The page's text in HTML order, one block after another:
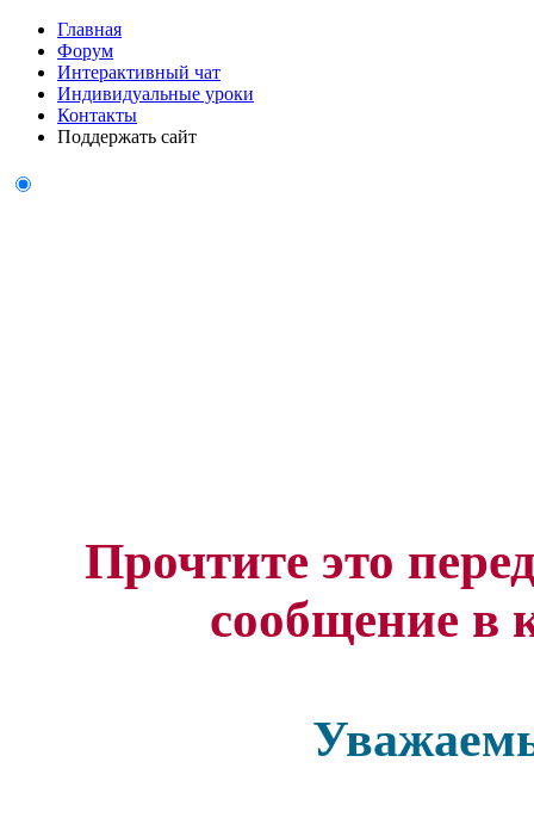
Главная
Форум
Интерактивный чат
Индивидуальные уроки
Контакты
Поддержать сайт
Прочтите это
сообщение в